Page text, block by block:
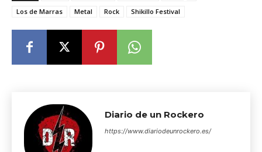
Los de Marras
Metal Rock Shikillo Festival
Diario de un Rockero
https://www.diariodeunrockero.es/